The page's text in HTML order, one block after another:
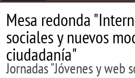
Mesa redonda
sociales y nuevos
ciudadanía"
Jornadas "Jóvenes y web